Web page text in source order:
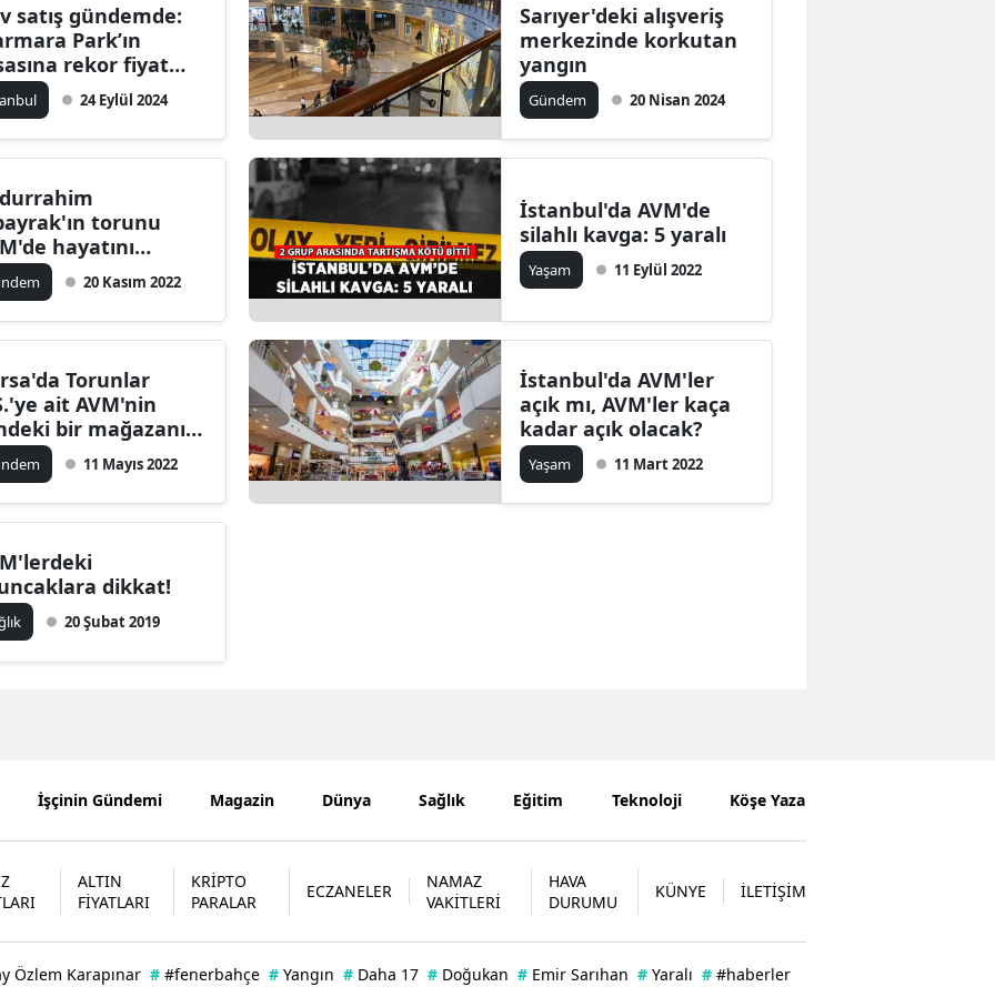
Bilecik
Bingöl
Bitlis
Bolu
Bursa
Çanakkale
Çankırı
Çorum
Denizli
Diyarbakır
Edirne
Giresun
Gümüşhane
Hakkari
Isparta
satış gündemde:
Park’ın
rekor fiyat
24 Eylül 2024
Sarıyer'deki alışveriş
merkezinde korkutan
yangın
Gündem 20 Nisan 2024
torunu
hayatını
20 Kasım 2022
İstanbul'da AVM'de
silahlı kavga: 5 yaralı
Yaşam 11 Eylül 2022
Torunlar
ait AVM'nin
bir mağazanın
çöktü11 Mayıs 2022
İstanbul'da AVM'ler
açık mı, AVM'ler kaça
kadar açık olacak?
Yaşam 11 Mart 2022
dikkat!
20 Şubat 2019
İşçinin Gündemi Magazin Dünya Sağlık Eğitim Teknoloji Köşe Yazarları
ALTIN
FİYATLARI
KRİPTO
PARALAR
ECZANELER
NAMAZ
VAKİTLERİ
HAVA
DURUMU
KÜNYE İLETİŞİM
Özlem Karapınar # #fenerbahçe # Yangın # Daha 17 # Doğukan # Emir Sarıhan # Yaralı # #haberler